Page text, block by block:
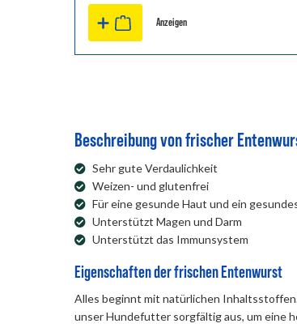
Anzeigen
Beschreibung von frischer
Sehr gute Verdaulichkeit
Weizen- und glutenfrei
Für eine gesunde Haut und ein
Unterstützt Magen und Darm
Unterstützt das Immunsystem
Eigenschaften der frischen Entenwurst
Alles beginnt mit natürlichen
unser Hundefutter sorgfältig aus, um eine